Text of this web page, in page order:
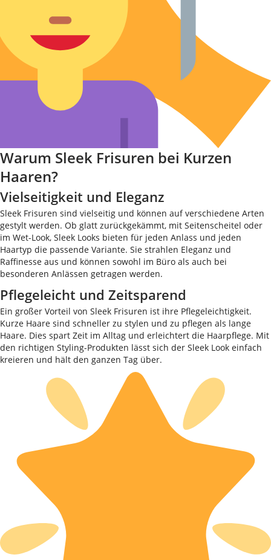
Warum Sleek Frisuren bei Kurzen
Haaren?
Vielseitigkeit und Eleganz
Sleek Frisuren sind vielseitig und können auf verschiedene Arten
gestylt werden. Ob glatt zurückgekämmt, mit Seitenscheitel oder
im Wet-Look, Sleek Looks bieten für jeden Anlass und jeden
Haartyp die passende Variante. Sie strahlen Eleganz und
Raffinesse aus und können sowohl im Büro als auch bei
besonderen Anlässen getragen werden.
Pflegeleicht und Zeitsparend
Ein großer Vorteil von Sleek Frisuren ist ihre Pflegeleichtigkeit.
Kurze Haare sind schneller zu stylen und zu pflegen als lange
Haare. Dies spart Zeit im Alltag und erleichtert die Haarpflege. Mit
den richtigen Styling-Produkten lässt sich der Sleek Look einfach
kreieren und hält den ganzen Tag über.